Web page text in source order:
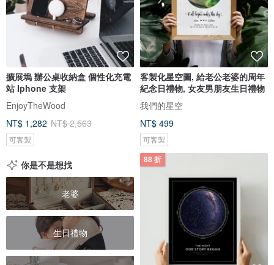
擴展塢 辦公桌收納盒 個性化充電
站 Iphone 支架
EnjoyTheWood
NT$ 1,282 NT$ 2,563
可客製
客製化星空圖, 給老公老婆的周年
紀念日禮物, 女友男朋友生日禮物
我們的星空
NT$ 499
可客製
你是不是想找
老婆
生日禮物
88 折